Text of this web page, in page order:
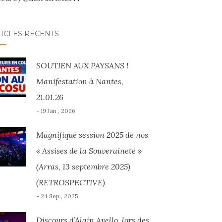
RÉCENTS
SOUTIEN AUX PAYSANS !
Manifestation à Nantes,
21.01.26
- 19 Jan , 2026
Magnifique session 2025 de nos
« Assises de la Souveraineté »
(Arras, 13 septembre 2025)
(RETROSPECTIVE)
- 24 Sep , 2025
Discours d’Alain Avello, lors des